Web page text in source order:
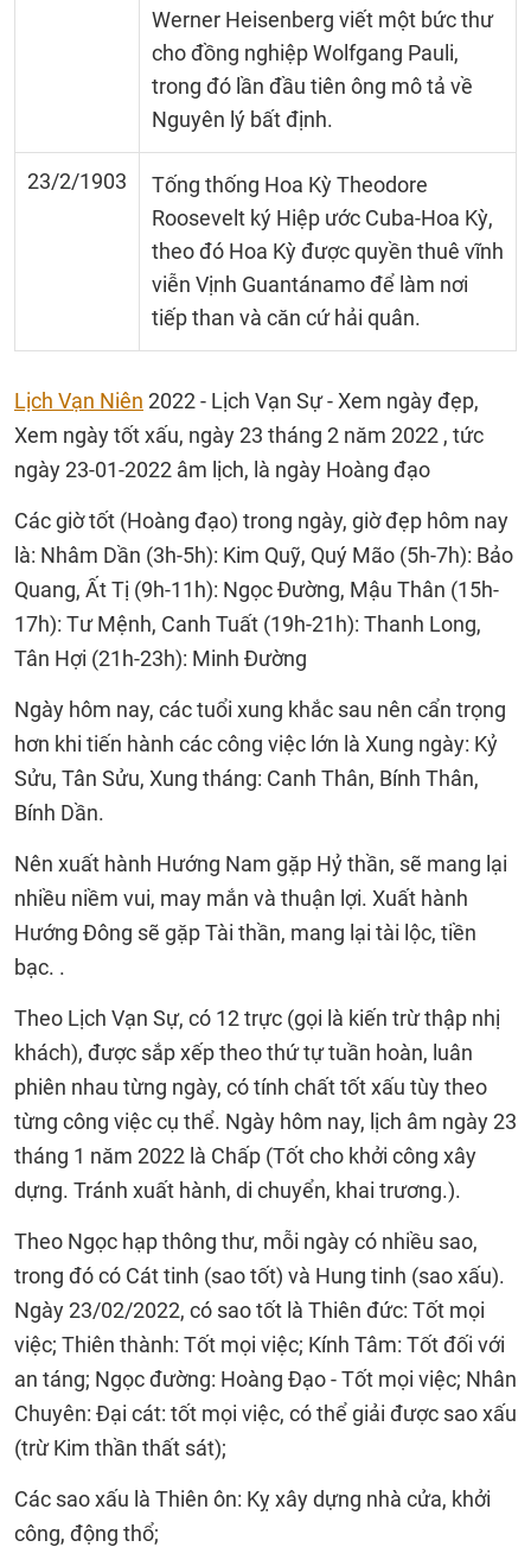
Werner Heisenberg viết một bức thư
cho đồng nghiệp Wolfgang Pauli,
trong đó lần đầu tiên ông mô tả về
Nguyên lý bất định.
23/2/1903
Tống thống Hoa Kỳ Theodore
Roosevelt ký Hiệp ước Cuba-Hoa Kỳ,
theo đó Hoa Kỳ được quyền thuê vĩnh
viễn Vịnh Guantánamo để làm nơi
tiếp than và căn cứ hải quân.
Lịch Vạn Niên 2022 - Lịch Vạn Sự - Xem ngày đẹp,
Xem ngày tốt xấu, ngày 23 tháng 2 năm 2022 , tức
ngày 23-01-2022 âm lịch, là ngày Hoàng đạo
Các giờ tốt (Hoàng đạo) trong ngày, giờ đẹp hôm nay
là: Nhâm Dần (3h-5h): Kim Quỹ, Quý Mão (5h-7h): Bảo
Quang, Ất Tị (9h-11h): Ngọc Đường, Mậu Thân (15h-
17h): Tư Mệnh, Canh Tuất (19h-21h): Thanh Long,
Tân Hợi (21h-23h): Minh Đường
Ngày hôm nay, các tuổi xung khắc sau nên cẩn trọng
hơn khi tiến hành các công việc lớn là Xung ngày: Kỷ
Sửu, Tân Sửu, Xung tháng: Canh Thân, Bính Thân,
Bính Dần.
Nên xuất hành Hướng Nam gặp Hỷ thần, sẽ mang lại
nhiều niềm vui, may mắn và thuận lợi. Xuất hành
Hướng Đông sẽ gặp Tài thần, mang lại tài lộc, tiền
bạc. .
Theo Lịch Vạn Sự, có 12 trực (gọi là kiến trừ thập nhị
khách), được sắp xếp theo thứ tự tuần hoàn, luân
phiên nhau từng ngày, có tính chất tốt xấu tùy theo
từng công việc cụ thể. Ngày hôm nay, lịch âm ngày 23
tháng 1 năm 2022 là Chấp (Tốt cho khởi công xây
dựng. Tránh xuất hành, di chuyển, khai trương.).
Theo Ngọc hạp thông thư, mỗi ngày có nhiều sao,
trong đó có Cát tinh (sao tốt) và Hung tinh (sao xấu).
Ngày 23/02/2022, có sao tốt là Thiên đức: Tốt mọi
việc; Thiên thành: Tốt mọi việc; Kính Tâm: Tốt đối với
an táng; Ngọc đường: Hoàng Đạo - Tốt mọi việc; Nhân
Chuyên: Đại cát: tốt mọi việc, có thể giải được sao xấu
(trừ Kim thần thất sát);
Các sao xấu là Thiên ôn: Kỵ xây dựng nhà cửa, khởi
công, động thổ;